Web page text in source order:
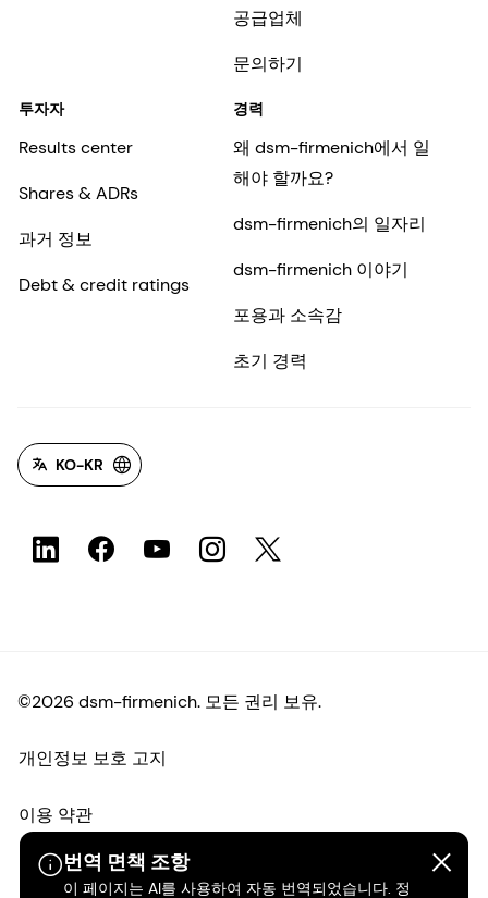
번역 면책 조항
이 페이지는 AI를 사용하여 자동 번역되었습니다. 정
공급업체
문의하기
투자자
Results center
Shares & ADRs
과거 정보
Debt & credit ratings
경력
왜 dsm-firmenich에서 일
해야 할까요?
dsm-firmenich의 일자리
dsm-firmenich 이야기
포용과 소속감
초기 경력
KO-KR
©2026 dsm-firmenich. 모든 권리 보유.
개인정보 보호 고지
이용 약관
약관